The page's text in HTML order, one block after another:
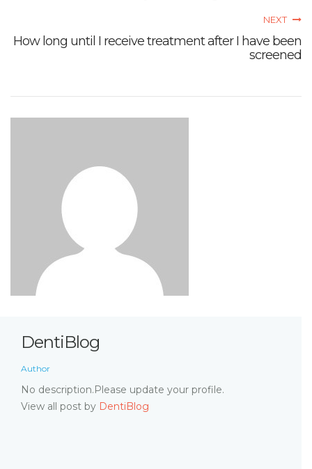
NEXT
How long until I receive treatment after I have been
screened
DentiBlog
Author
No description.Please update your profile.
View all post by DentiBlog